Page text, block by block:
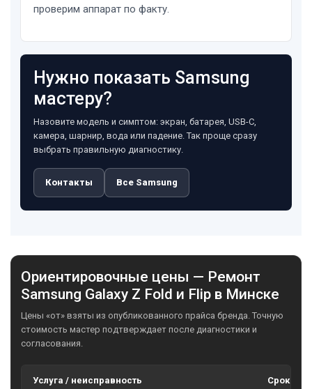
проверим аппарат по факту.
Нужно показать Samsung
мастеру?
Назовите модель и симптом: экран, батарея, USB-C,
камера, шарнир, вода или падение. Так проще сразу
выбрать правильную диагностику.
Контакты Все Samsung
Ориентировочные цены — Ремонт
Samsung Galaxy Z Fold и Flip в Минске
Цены «от» взяты из опубликованного прайса бренда. Точную
стоимость мастер подтверждает после диагностики и
согласования.
Услуга / неисправность Сроки